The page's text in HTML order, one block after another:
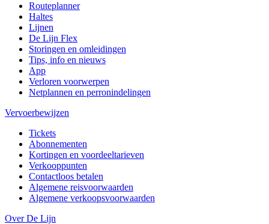
Routeplanner
Haltes
Lijnen
De Lijn Flex
Storingen en omleidingen
Tips, info en nieuws
App
Verloren voorwerpen
Netplannen en perronindelingen
Vervoerbewijzen
Tickets
Abonnementen
Kortingen en voordeeltarieven
Verkooppunten
Contactloos betalen
Algemene reisvoorwaarden
Algemene verkoopsvoorwaarden
Over De Lijn